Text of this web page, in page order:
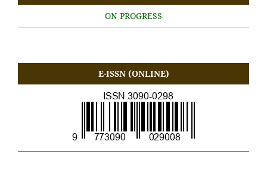
ON PROGRESS
E-ISSN (ONLINE)